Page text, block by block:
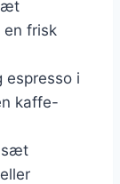
en frisk
espresso i
kaffe-